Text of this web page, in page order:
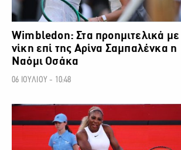
Wimbledon: Στα προημιτελικά με
νίκη επί της Αρίνα Σαμπαλένκα η
Ναόμι Οσάκα
06 ΙΟΥΛΙΟΥ - 10:48